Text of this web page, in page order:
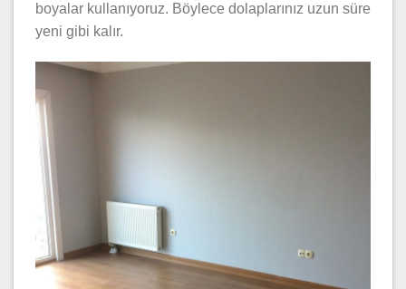
boyalar kullanıyoruz. Böylece dolaplarınız uzun süre
yeni gibi kalır.